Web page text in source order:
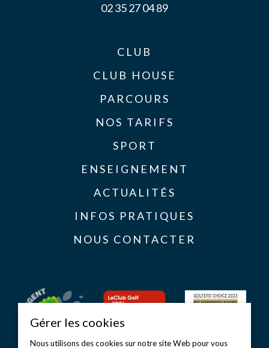
02 35 27 04 89
CLUB
CLUB HOUSE
PARCOURS
NOS TARIFS
SPORT
ENSEIGNEMENT
ACTUALITÉS
INFOS PRATIQUES
NOUS CONTACTER
Gérer les cookies
Nous utilisons des cookies sur notre site Web pour vous